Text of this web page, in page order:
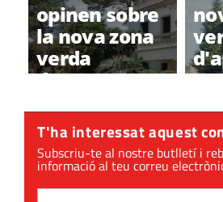
opinen sobre
la nova zona
verda
d'aparcament
a
T'ha interessat aquest
Subscriu-te al nostre butlletí i
informació al teu correu